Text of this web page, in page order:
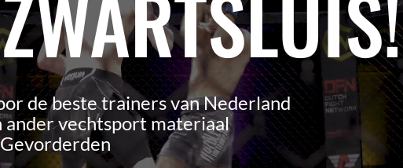
de beste trainers van Nederland
ander vechtsport materiaal